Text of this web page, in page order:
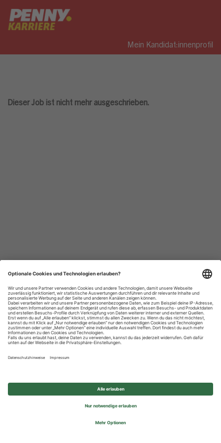
Mein Kandidat:innenprofil
Dieser Job ist nicht mehr ausgeschrieben.
Datenschutzhinweise
Impressum
Privatsphäre-Einstellungen
© 2026 REWE Group - All rights reserved